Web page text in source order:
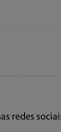
redes